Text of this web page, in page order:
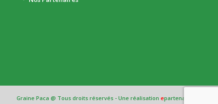
Graine Paca @ Tous droits réservés - Une réalisation epartenair